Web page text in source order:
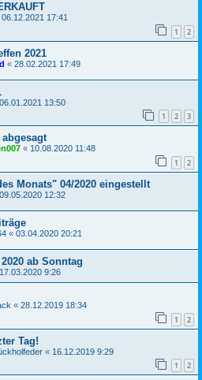
06.12.2021 17:41
1 2
2021
« 28.02.2021 17:49
06.01.2021 13:50
1 2 3
abgesagt
« 10.08.2020 11:48
1 2
Monats" 04/2020 eingestellt
09.05.2020 12:32
« 03.04.2020 20:21
ab Sonntag
17.03.2020 9:26
« 28.12.2019 18:34
1 2
Tag!
« 16.12.2019 9:29
1 2